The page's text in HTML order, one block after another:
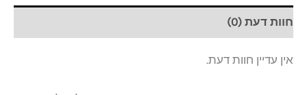
חוות דעת (0)
אין עדיין חוות דעת.